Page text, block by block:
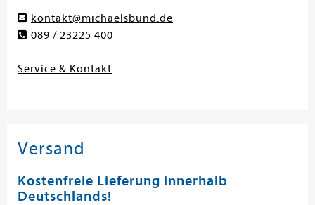
kontakt@michaelsbund.de
089 / 23225 400
Service & Kontakt
Versand
Kostenfreie Lieferung innerhalb
Deutschlands!